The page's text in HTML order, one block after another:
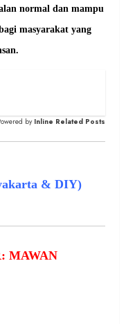
normal dan mampu
masyarakat yang
by Inline Related Posts
& DIY)
MAWAN